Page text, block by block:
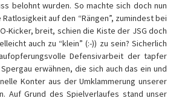
belohnt wurden. So machte sich doch nun
auf den “Rängen”, zumindest bei
Kicker, breit, schien die Kiste der JSG doch
auch zu “klein” (:-)) zu sein? Sicherlich
Defensivarbeit der tapfer
erwähnen, die sich auch das ein und
Konter aus der Umklammerung unserer
Auf Grund des Spielverlaufes stand unser